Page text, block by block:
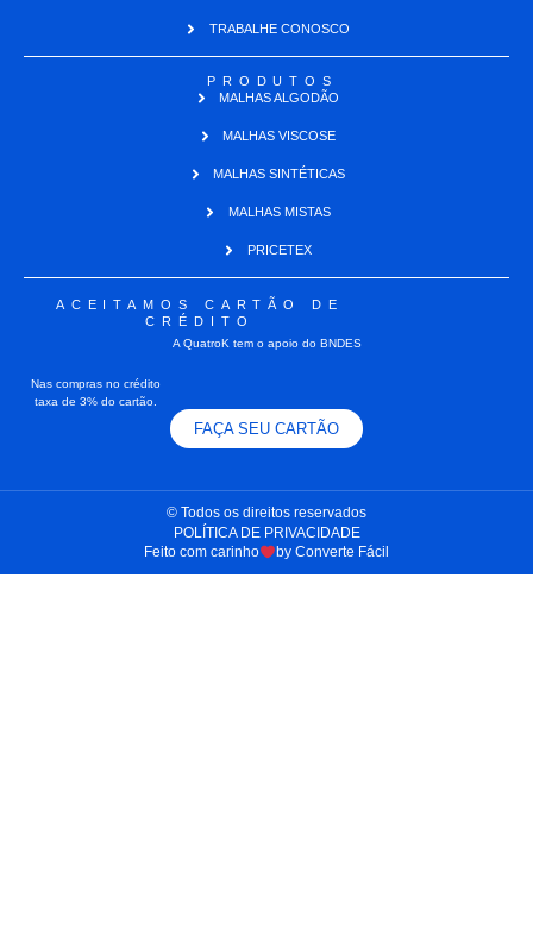
TRABALHE CONOSCO
PRODUTOS
MALHAS ALGODÃO
MALHAS VISCOSE
MALHAS SINTÉTICAS
MALHAS MISTAS
PRICETEX
ACEITAMOS CARTÃO DE
CRÉDITO
A QuatroK tem o apoio do BNDES
Nas compras no crédito
taxa de 3% do cartão.
FAÇA SEU CARTÃO
© Todos os direitos reservados​
POLÍTICA DE PRIVACIDADE
Feito com carinho
by Converte Fácil